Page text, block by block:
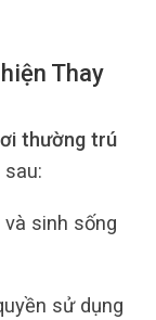
Thay
thường trú
sinh sống
sử dụng